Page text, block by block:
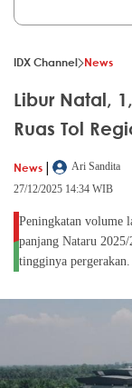
IDX Channel News
Libur Natal,
Ruas Tol
News |
Ari Sandita
27/12/2025 14:34 WIB
Peningkatan volume
panjang Nataru
tingginya pergerakan.